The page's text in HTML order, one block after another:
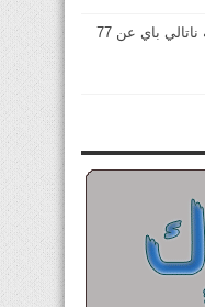
وفاة الممثلة الفرنسية ناتالي باي عن 77